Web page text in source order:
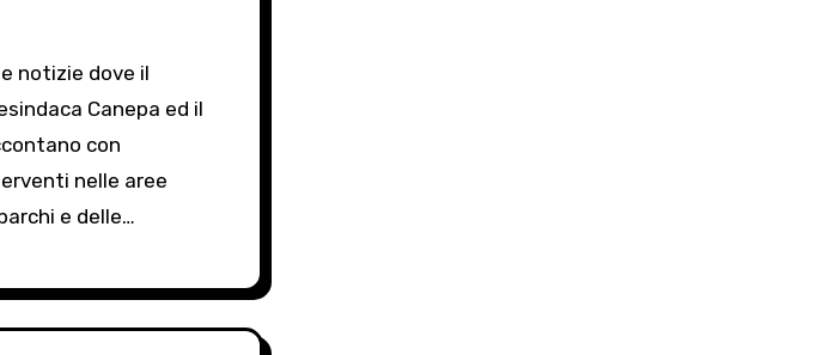
Canepa ed il
con
nelle aree
e delle…